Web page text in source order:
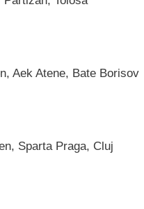
Aek Atene, Bate Borisov
Sparta Praga, Cluj